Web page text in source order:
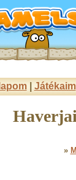
| Játékaim
»